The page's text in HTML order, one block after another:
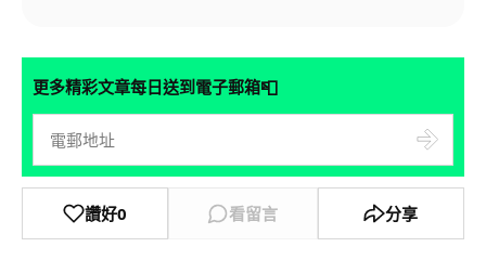
更多精彩文章每日送到電子郵箱📮
讚好0 看留言 分享